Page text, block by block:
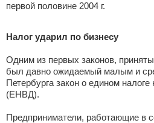
первой половине 2004 г.
Налог ударил по бизнесу
Одним из первых законов,
был давно ожидаемый малым и
Петербурга закон о едином
(ЕНВД).
Предприниматели, работающие в